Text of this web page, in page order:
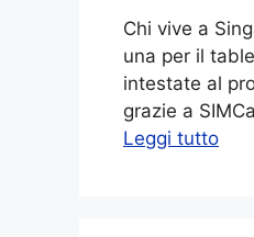
Chi vive a
una per il
intestate al
grazie a
Leggi tutto